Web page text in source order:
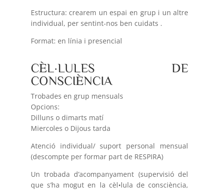
Estructura: crearem un espai en grup i un altre
individual, per sentint-nos ben cuidats .
Format: en línia i presencial
CÈL·LULES DE
CONSCIÈNCIA
Trobades en grup mensuals
Opcions:
Dilluns o dimarts matí
Miercoles o Dijous tarda
Atenció individual/ suport personal mensual
(descompte per formar part de RESPIRA)
Un trobada d’acompanyament (supervisió del
que s’ha mogut en la cèl•lula de consciència,